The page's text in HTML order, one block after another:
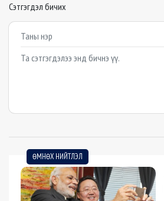
Сэтгэгдэл бичих
Example textarea
ӨМНӨХ НИЙТЛЭЛ